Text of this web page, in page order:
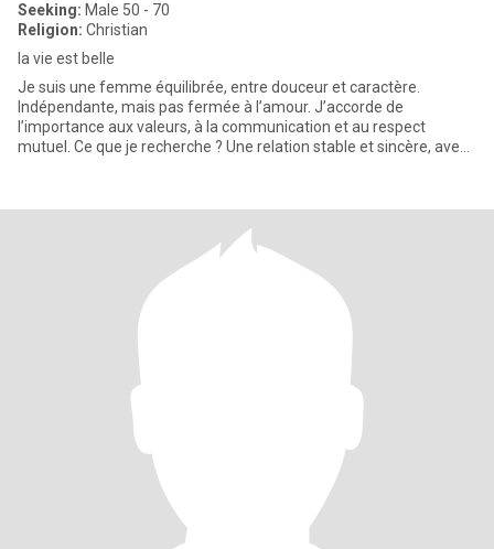
Seeking: Male 50 - 70
Religion: Christian
la vie est belle
Je suis une femme équilibrée, entre douceur et caractère.
Indépendante, mais pas fermée à l’amour. J’accorde de
l’importance aux valeurs, à la communication et au respect
mutuel. Ce que je recherche ? Une relation stable et sincère, avec